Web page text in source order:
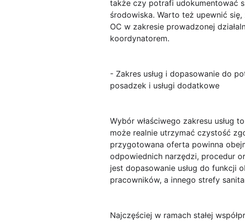
także czy potrafi udokumentować
środowiska. Warto też upewnić
OC w zakresie prowadzonej
koordynatorem.
- Zakres usług i dopasowanie do
posadzek i usługi dodatkowe
Wybór właściwego zakresu usług
może realnie utrzymać czystość
przygotowana oferta powinna
odpowiednich narzędzi, procedur
jest dopasowanie usług do funkcji
pracowników, a innego strefy
Najczęściej w ramach stałej